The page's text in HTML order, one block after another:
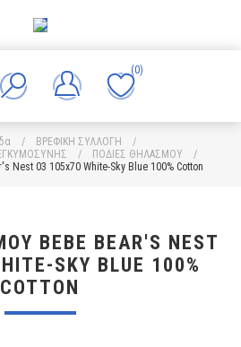
(0)
/ ΒΡΕΦΙΚΗ ΣΥΛΛΟΓΗ
/
/ ΠΟΔΙΕΣ ΘΗΛΑΣΜΟΥ
/
Nest 03 105x70 White-Sky Blue 100% Cotton
BEBE BEAR'S NEST
SKY BLUE 100%
COTTON